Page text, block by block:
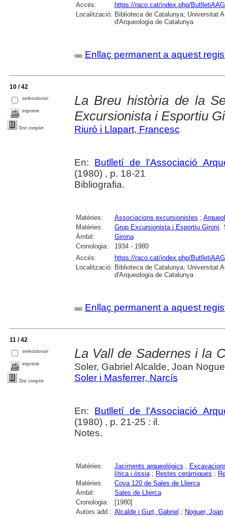
Accés:
https://raco.cat/index.php/
Localització: Biblioteca de Catalunya; Universitat
d'Arqueologia de Catalunya
Enllaç permanent a aquest
10 / 42
seleccionar
imprimir
Text complet
La Breu història de la
Excursionista i Esportiu
Riuró i Llapart, Francesc
En: Butlletí de l'Associació
(1980) , p. 18-21
Bibliografia.
Matèries: Associacions excursionistes ;
Matèries:
Grup Excursionista i Esportiu Gironí.
Àmbit:
Girona
Cronologia:
1934 - 1980
Accés:
https://raco.cat/index.php/
Localització: Biblioteca de Catalunya; Universitat
d'Arqueologia de Catalunya
Enllaç permanent a aquest
11 / 42
seleccionar
imprimir
Text complet
La Vall de Sadernes i la
Soler, Gabriel Alcalde, Joan
Soler i Masferrer, Narcís
En: Butlletí de l'Associació
(1980) , p. 21-25 : il.
Notes.
Matèries: Jaciments arqueològics ;
lítica i òssia; Restes ceràmiques ;
Matèries:
Cova 120 de Sales de Llierca
Àmbit:
Sales de Llierca
Cronologia:
[1980]
Autors add.: Alcalde i Gurt, Gabriel ; Noguer, Joan